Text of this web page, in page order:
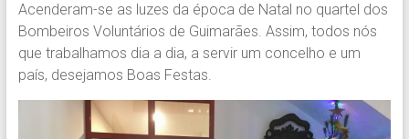
Acenderam-se as luzes da época de Natal no quartel dos
Bombeiros Voluntários de Guimarães. Assim, todos nós
que trabalhamos dia a dia, a servir um concelho e um
país, desejamos Boas Festas.